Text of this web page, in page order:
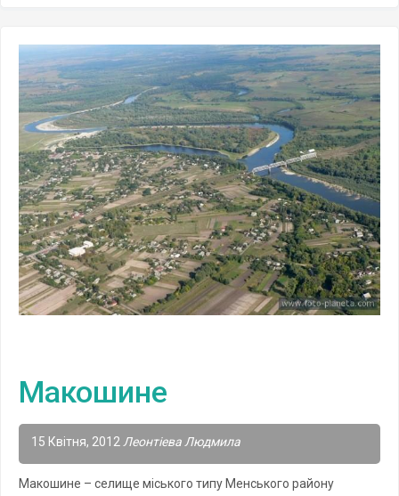
Макошине
15 Квітня, 2012Леонтіева Людмила
Макошине – селище міського типу Менського району